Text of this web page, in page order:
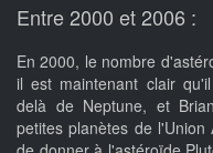
Entre 2000 et 2006 :
En 2000, le nombre
il est maintenant clair
delà de Neptune, et
petites planètes de l'Union